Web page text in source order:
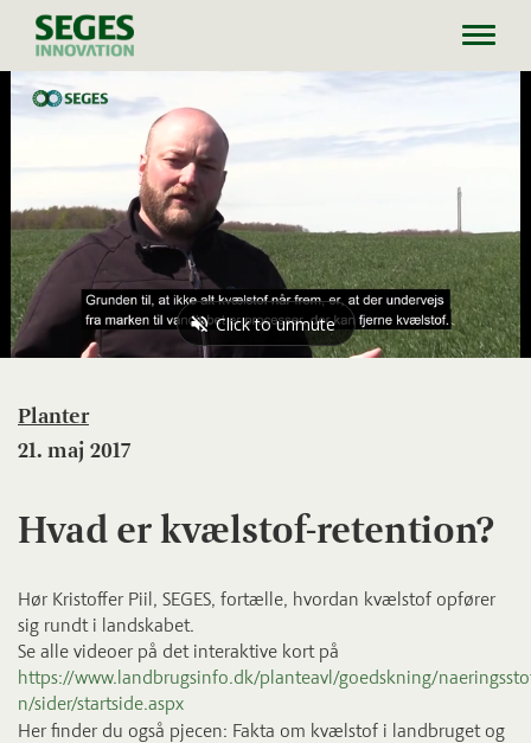
Planter
21. maj 2017
Hvad er kvælstof-retention?
Hør Kristoffer Piil, SEGES, fortælle, hvordan kvælstof opfører
sig rundt i landskabet.
Se alle videoer på det interaktive kort på
https://www.landbrugsinfo.dk/planteavl/goedskning/
n/sider/startside.aspx
Her finder du også pjecen: Fakta om kvælstof i landbruget og